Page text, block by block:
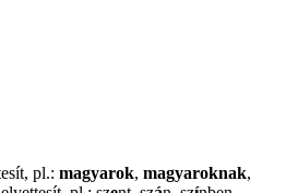
pl.: magyarok, magyaroknak,